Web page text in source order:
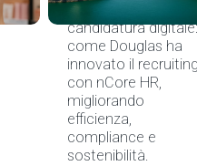
Dal CV cartaceo
candidatura digitale:
come Douglas ha
innovato il
con nCore HR,
migliorando
efficienza,
compliance e
sostenibilità.